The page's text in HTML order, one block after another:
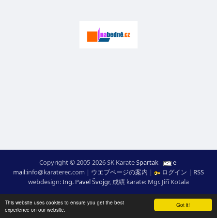
Got it!
This website uses cookies to ensure you get the best
experience on our website.
Copyright © 2005-2026 SK KarateSpartak-
e-
mail:moc.ceretarak@ofni | ウエブページの案内 | ログイン | RSS
webdesign:Ing. Pavel Švojgr, 成績 karate: Mgr. Jiří Kotala